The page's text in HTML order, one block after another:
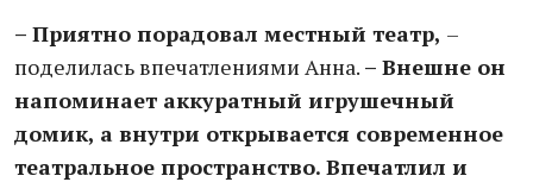
– Приятно порадовал местный театр, –
поделилась впечатлениями Анна. – Внешне он
напоминает аккуратный игрушечный
домик, а внутри открывается современное
театральное пространство. Впечатлил и